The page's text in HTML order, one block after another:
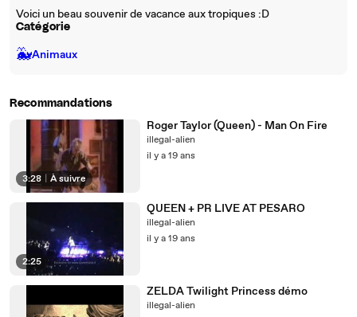
Voici un beau souvenir de vacance aux tropiques :D
Catégorie
🐳Animaux
Recommandations
3:28 À suivre
Roger Taylor (Queen) - Man On Fire
illegal-alien
il y a 19 ans
2:25
QUEEN + PR LIVE AT PESARO
illegal-alien
il y a 19 ans
ZELDA Twilight Princess démo
illegal-alien